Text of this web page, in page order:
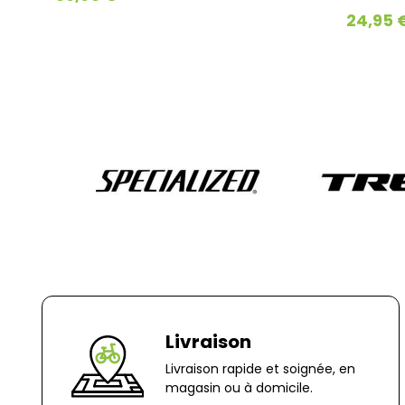
Livraison
Livraison rapide et soignée, en
magasin ou à domicile.